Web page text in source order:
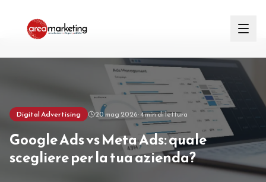
Digital Advertising 20 mag 2026· 4 min di lettura
Google Ads vs Meta Ads: quale
scegliere per la tua azienda?